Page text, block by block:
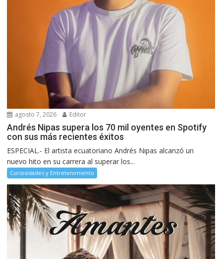
agosto 7, 2026 Editor
Andrés Nipas supera los 70 mil oyentes en Spotify
con sus más recientes éxitos
ESPECIAL.- El artista ecuatoriano Andrés Nipas alcanzó un
nuevo hito en su carrera al superar los...
Curiosidades y Entretenimiento